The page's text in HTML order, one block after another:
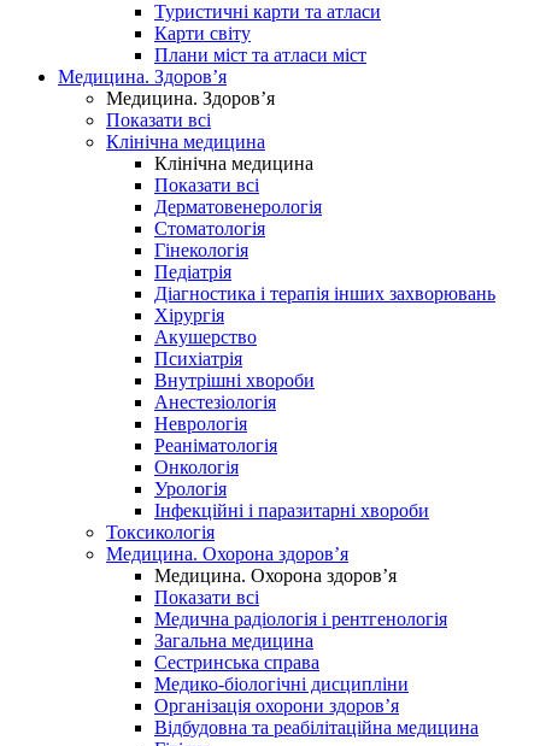
Туристичні карти та атласи
Карти світу
Плани міст та атласи міст
Медицина. Здоров’я
Медицина. Здоров’я
Показати всі
Клінічна медицина
Клінічна медицина
Показати всі
Дерматовенерологія
Стоматологія
Гінекологія
Педіатрія
Діагностика і терапія інших захворювань
Хірургія
Акушерство
Психіатрія
Внутрішні хвороби
Анестезіологія
Неврологія
Реаніматологія
Онкологія
Урологія
Інфекційні і паразитарні хвороби
Токсикологія
Медицина. Охорона здоров’я
Медицина. Охорона здоров’я
Показати всі
Медична радіологія і рентгенологія
Загальна медицина
Сестринська справа
Медико-біологічні дисципліни
Організація охорони здоров’я
Відбудовна та реабілітаційна медицина